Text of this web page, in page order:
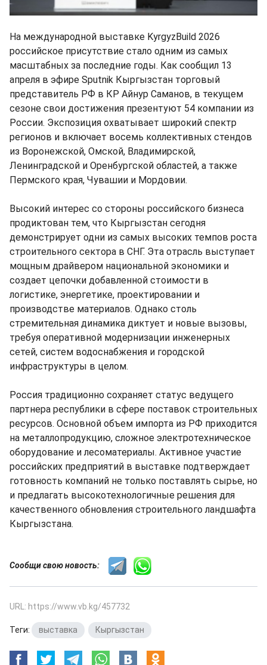
На международной выставке KyrgyzBuild 2026
российское присутствие стало одним из самых
масштабных за последние годы. Как сообщил 13
апреля в эфире Sputnik Кыргызстан торговый
представитель РФ в КР Айнур Саманов, в текущем
сезоне свои достижения презентуют 54 компании из
России. Экспозиция охватывает широкий спектр
регионов и включает восемь коллективных стендов
из Воронежской, Омской, Владимирской,
Ленинградской и Оренбургской областей, а также
Пермского края, Чувашии и Мордовии.
Высокий интерес со стороны российского бизнеса
продиктован тем, что Кыргызстан сегодня
демонстрирует одни из самых высоких темпов роста
строительного сектора в СНГ. Эта отрасль выступает
мощным драйвером национальной экономики и
создает цепочки добавленной стоимости в
логистике, энергетике, проектировании и
производстве материалов. Однако столь
стремительная динамика диктует и новые вызовы,
требуя оперативной модернизации инженерных
сетей, систем водоснабжения и городской
инфраструктуры в целом.
Россия традиционно сохраняет статус ведущего
партнера республики в сфере поставок строительных
ресурсов. Основной объем импорта из РФ приходится
на металлопродукцию, сложное электротехническое
оборудование и лесоматериалы. Активное участие
российских предприятий в выставке подтверждает
готовность компаний не только поставлять сырье, но
и предлагать высокотехнологичные решения для
качественного обновления строительного ландшафта
Кыргызстана.
Сообщи свою новость:
URL: https://www.vb.kg/457732
Теги: выставка Кыргызстан